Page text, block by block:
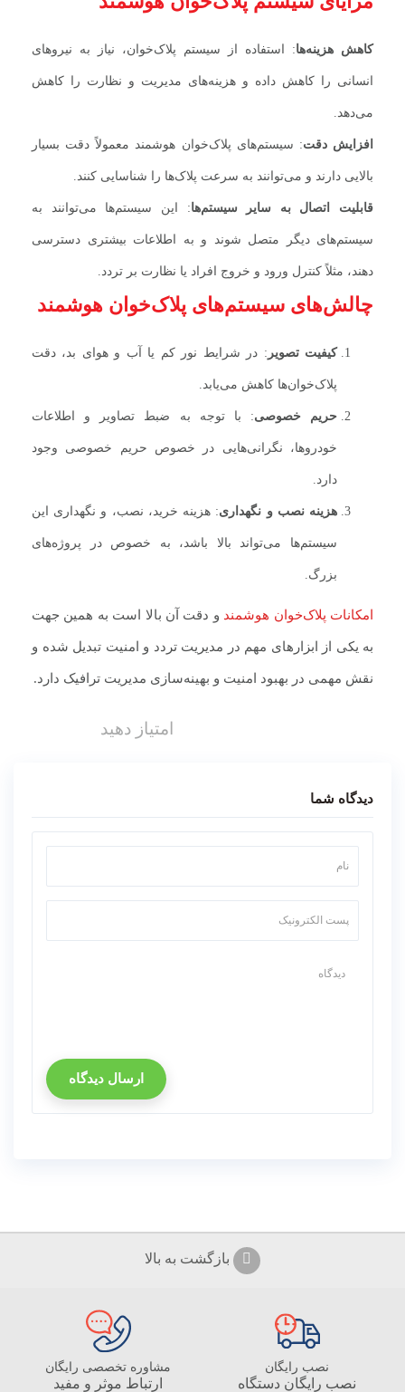
کاهش هزینه‌ها: استفاده از سیستم پلاک‌خوان، نیاز به نیروهای
انسانی را کاهش داده و هزینه‌های مدیریت و نظارت را کاهش
می‌دهد.
افزایش دقت: سیستم‌های پلاک‌خوان هوشمند معمولاً دقت بسیار
بالایی دارند و می‌توانند به سرعت پلاک‌ها را شناسایی کنند.
قابلیت اتصال به سایر سیستم‌ها: این سیستم‌ها می‌توانند به
سیستم‌های دیگر متصل شوند و به اطلاعات بیشتری دسترسی
دهند، مثلاً کنترل ورود و خروج افراد یا نظارت بر تردد.
چالش‌های سیستم‌های پلاک‌خوان هوشمند
کیفیت تصویر : در شرایط نور کم یا آب و هوای بد، دقت
پلاک‌خوان‌ها کاهش می‌یابد.
حریم خصوصی: با توجه به ضبط تصاویر و اطلاعات
خودروها، نگرانی‌هایی در خصوص حریم خصوصی وجود
دارد.
هزینه نصب و نگهداری: هزینه خرید، نصب، و نگهداری این
سیستم‌ها می‌تواند بالا باشد، به خصوص در پروژه‌های
بزرگ.
امکانات پلاک‌خوان هوشمند و دقت آن بالا است به همین جهت
به یکی از ابزارهای مهم در مدیریت تردد و امنیت تبدیل شده‌ و
نقش مهمی در بهبود امنیت و بهینه‌سازی مدیریت ترافیک دارد.
امتیاز دهید
دیدگاه شما
ارسال دیدگاه
بازگشت به بالا
نصب رایگان
نصب رایگان دستگاه
مشاوره تخصصی رایگان
ارتباط موثر و مفید